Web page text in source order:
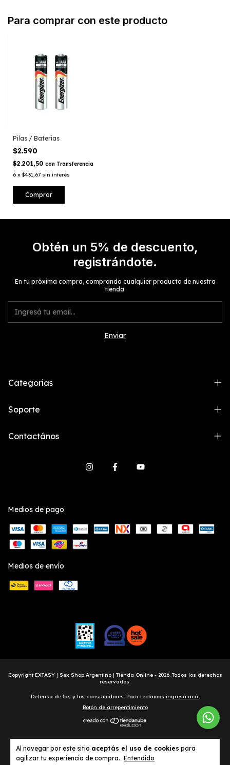
Al navegar por este sitio aceptás el uso de cookies para
agilizar tu experiencia de compra. Entendido
Para comprar con este producto
Pilas / Baterias
$2.590
$2.201,50 con Transferencia
6 x $431,67 sin interés
Comprar
Obtén un 5% de descuento,
registrándote.
En tu próxima compra, comprando cualquier producto de nuestra
tienda.
Categorías
Soporte
Contactános
Medios de pago
Medios de envío
Copyright EXTASY | Sex Shop Argentino | Tienda Online - 2026. Todos los derechos
reservados.
Defensa de las y los consumidores. Para reclamos ingresá acá.
Botón de arrepentimiento